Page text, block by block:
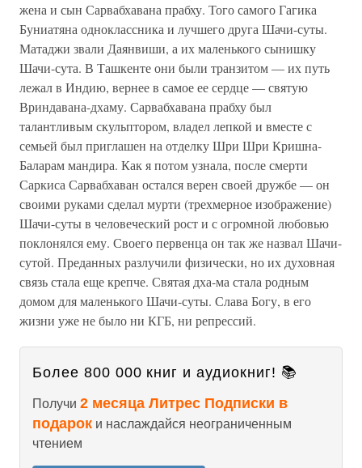
жена и сын Сарвабхавана прабху. Того самого Гагика
Буниатяна одноклассника и лучшего друга Шачи-суты.
Матаджи звали Даянвиши, а их маленького сынишку
Шачи-сута. В Ташкенте они были транзитом — их путь
лежал в Индию, вернее в самое ее сердце — святую
Вриндавана-дхаму. Сарвабхавана прабху был
талантливым скульптором, владел лепкой и вместе с
семьей был приглашен на отделку Шри Шри Кришна-
Баларам мандира. Как я потом узнала, после смерти
Саркиса Сарвабхаван остался верен своей дружбе — он
своими руками сделал мурти (трехмерное изображение)
Шачи-суты в человеческий рост и с огромной любовью
поклонялся ему. Своего первенца он так же назвал Шачи-
сутой. Преданных разлучили физически, но их духовная
связь стала еще крепче. Святая дха-ма стала родным
домом для маленького Шачи-суты. Слава Богу, в его
жизни уже не было ни КГБ, ни репрессий.
Более 800 000 книг и аудиокниг! 📚
Получи 2 месяца Литрес Подписки в
подарок и наслаждайся неограниченным
чтением